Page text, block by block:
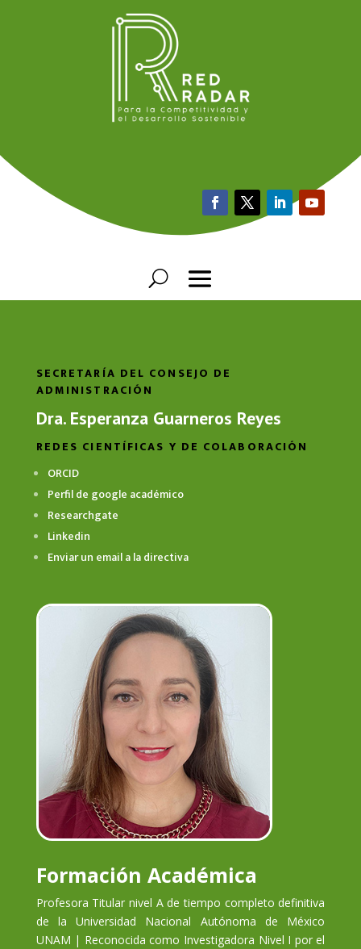
SECRETARÍA DEL CONSEJO DE
ADMINISTRACIÓN
Dra. Esperanza Guarneros Reyes
REDES CIENTÍFICAS Y DE COLABORACIÓN
ORCID
Perfil de google académico
Researchgate
Linkedin
Enviar un email a la directiva
Formación Académica
Profesora Titular nivel A de tiempo completo definitiva
de la Universidad Nacional Autónoma de México
UNAM | Reconocida como Investigadora Nivel I por el